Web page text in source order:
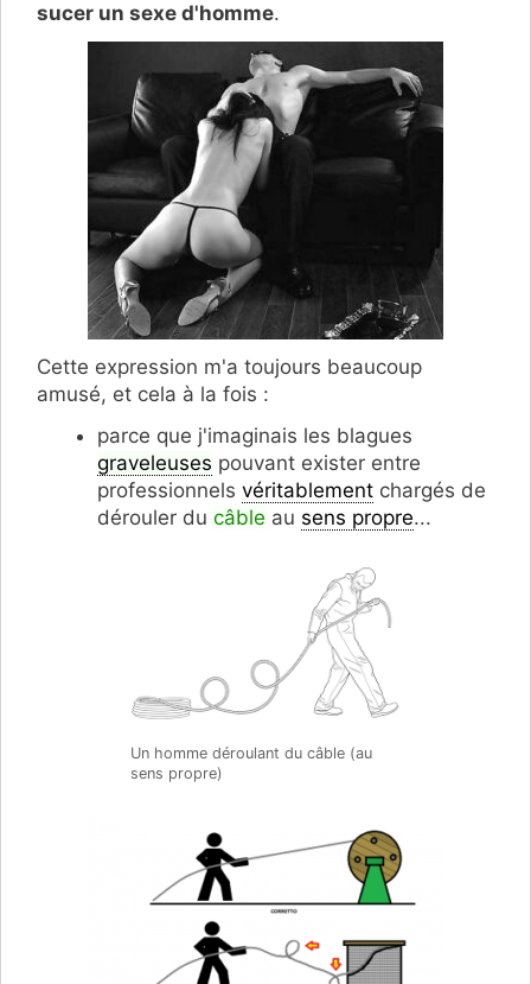
sucer un sexe d'homme.
Cette expression m'a toujours beaucoup
amusé, et cela à la fois :
parce que j'imaginais les blagues
graveleuses pouvant exister entre
professionnels véritablement chargés de
dérouler du câble au sens propre...
Un homme déroulant du câble (au
sens propre)